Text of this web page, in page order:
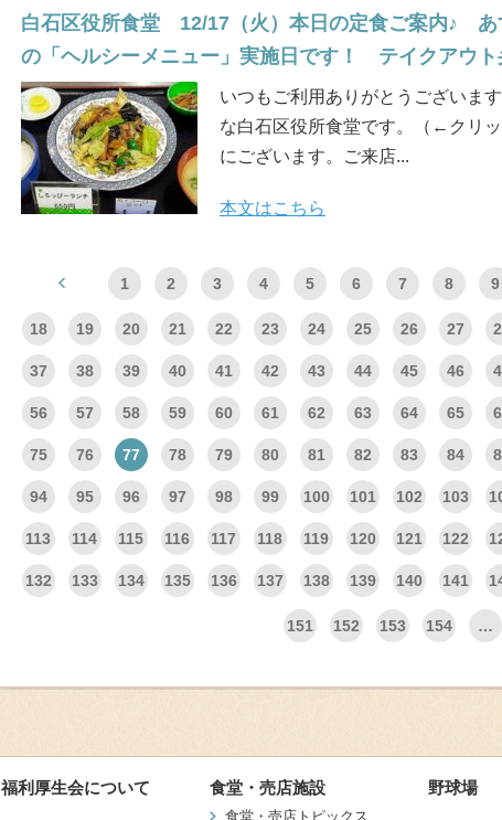
白石区役所食堂 12/17（火）本日の定食ご案内♪ あ
の「ヘルシーメニュー」実施日です！ テイクアウト
いつもご利用ありがとうございま
な白石区役所食堂です。（←クリ
にございます。ご来店...
本文はこちら
1 2 3 4 5 6 7 8 9
18 19 20 21 22 23 24 25 26 27
37 38 39 40 41 42 43 44 45 46
56 57 58 59 60 61 62 63 64 65
75 76 77 78 79 80 81 82 83 84
94 95 96 97 98 99 100 101 102 103
113 114 115 116 117 118 119 120 121 122
132 133 134 135 136 137 138 139 140 141
151 152 153 154 …
福利厚生会について 食堂・売店施設
食堂・売店トピックス
野球場